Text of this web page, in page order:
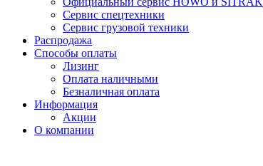
Сервис спецтехники
Сервис грузовой техники
Распродажа
Способы оплаты
Лизинг
Оплата наличными
Безналичная оплата
Информация
Акции
О компании